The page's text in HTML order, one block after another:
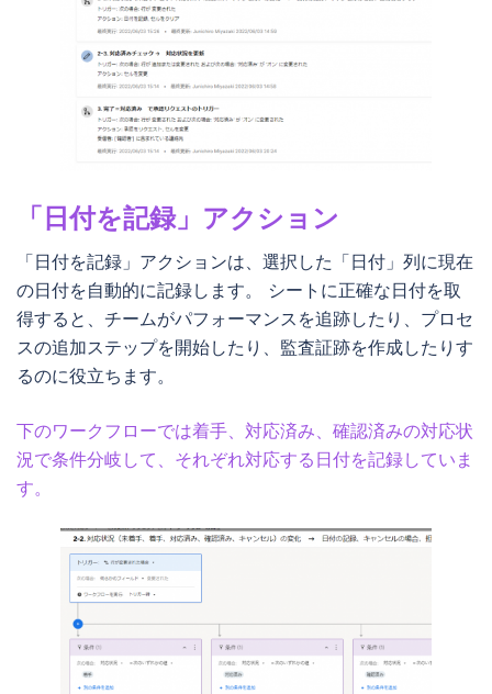
「日付を記録」アクション
「日付を記録」アクションは、選択した「日付」列に現在
の日付を自動的に記録します。 シートに正確な日付を取
得すると、チームがパフォーマンスを追跡したり、プロセ
スの追加ステップを開始したり、監査証跡を作成したりす
るのに役立ちます。
下のワークフローでは着手、対応済み、確認済みの対応状
況で条件分岐して、それぞれ対応する日付を記録していま
す。